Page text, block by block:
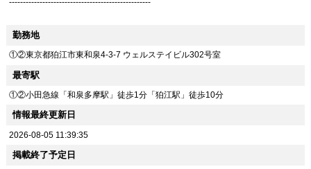
---------------------------------------------------
勤務地
①②東京都狛江市東和泉4-3-7 ウェルステイビル302号室
最寄駅
①②小田急線「和泉多摩駅」徒歩1分「狛江駅」徒歩10分
情報最終更新日
2026-08-05 11:39:35
掲載終了予定日